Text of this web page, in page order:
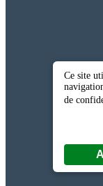
Ce site
de